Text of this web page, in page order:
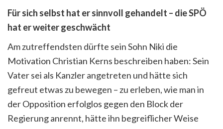
Für sich selbst hat er sinnvoll gehandelt – die SPÖ
hat er weiter geschwächt
Am zutreffendsten dürfte sein Sohn Niki die
Motivation Christian Kerns beschreiben haben: Sein
Vater sei als Kanzler angetreten und hätte sich
gefreut etwas zu bewegen – zu erleben, wie man in
der Opposition erfolglos gegen den Block der
Regierung anrennt, hätte ihn begreiflicher Weise